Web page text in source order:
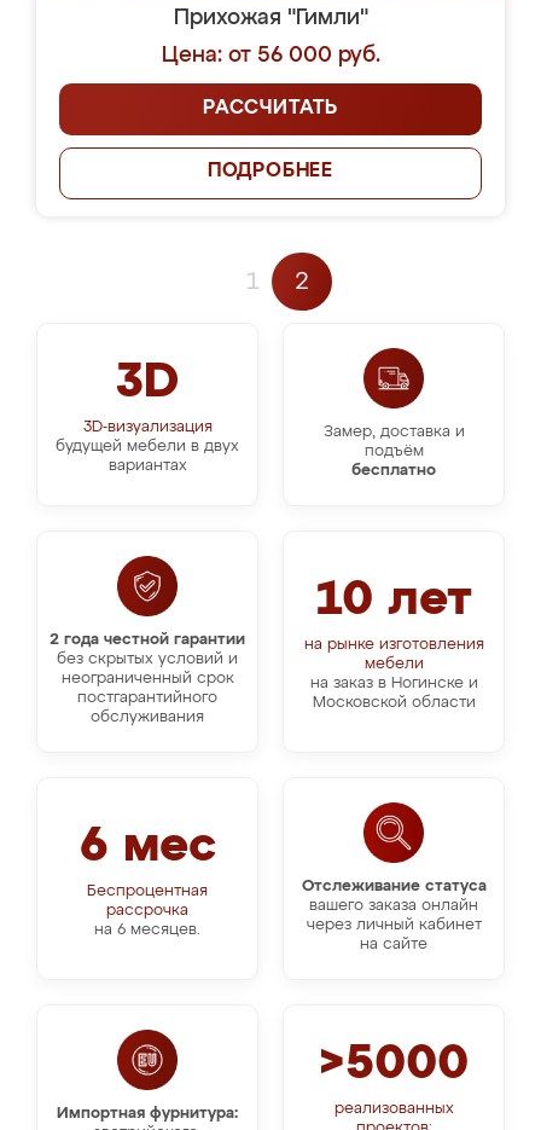
Прихожая "Гимли"
Цена: от 56 000 руб.
РАССЧИТАТЬ
ПОДРОБНЕЕ
1 2
3D
3D-визуализация
будущей мебели в двух
вариантах
Замер, доставка и
подъём
бесплатно
10 лет
на рынке изготовления
мебели
на заказ в Ногинске и
Московской области
2 года честной гарантии
без скрытых условий и
неограниченный срок
постгарантийного
обслуживания
Отслеживание статуса
вашего заказа онлайн
через личный кабинет
на сайте
6 мес
Беспроцентная
рассрочка
на 6 месяцев.
Импортная фурнитура:
>5000
реализованных